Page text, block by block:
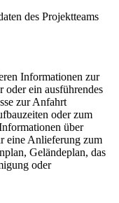
des Projektteams
Informationen zur
oder ein ausführendes
zur Anfahrt
oder zum
über
eine Anlieferung zum
Geländeplan, das
oder